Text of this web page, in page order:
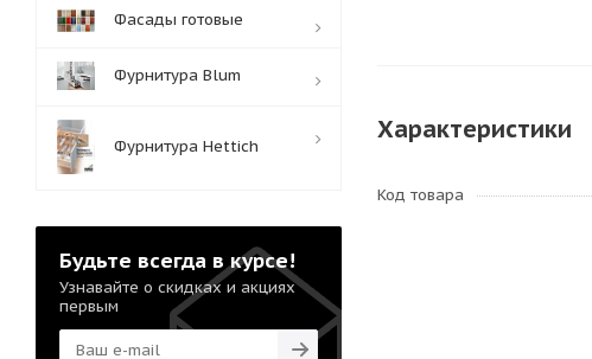
Характеристики
Код товара
Фасады готовые
Фурнитура Blum
Фурнитура Hettich
Будьте всегда в курсе!
Узнавайте о скидках и акциях
первым